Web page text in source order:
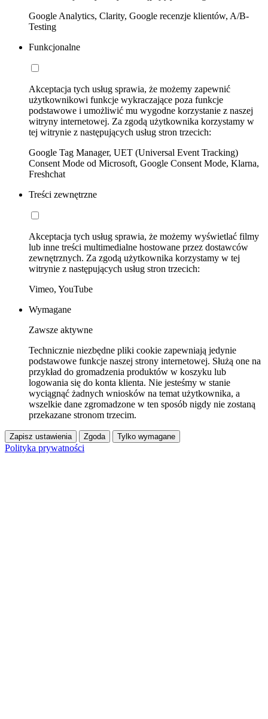
Google Analytics, Clarity, Google recenzje klientów, A/B-
Testing
Funkcjonalne
Akceptacja tych usług sprawia, że możemy zapewnić
użytkownikowi funkcje wykraczające poza funkcje
podstawowe i umożliwić mu wygodne korzystanie z naszej
witryny internetowej. Za zgodą użytkownika korzystamy w
tej witrynie z następujących usług stron trzecich:
Google Tag Manager, UET (Universal Event Tracking)
Consent Mode od Microsoft, Google Consent Mode, Klarna,
Freshchat
Treści zewnętrzne
Akceptacja tych usług sprawia, że możemy wyświetlać filmy
lub inne treści multimedialne hostowane przez dostawców
zewnętrznych. Za zgodą użytkownika korzystamy w tej
witrynie z następujących usług stron trzecich:
Vimeo, YouTube
Wymagane
Zawsze aktywne
Technicznie niezbędne pliki cookie zapewniają jedynie
podstawowe funkcje naszej strony internetowej. Służą one na
przykład do gromadzenia produktów w koszyku lub
logowania się do konta klienta. Nie jesteśmy w stanie
wyciągnąć żadnych wniosków na temat użytkownika, a
wszelkie dane zgromadzone w ten sposób nigdy nie zostaną
przekazane stronom trzecim.
Zapisz ustawienia Zgoda Tylko wymagane
Polityka prywatności